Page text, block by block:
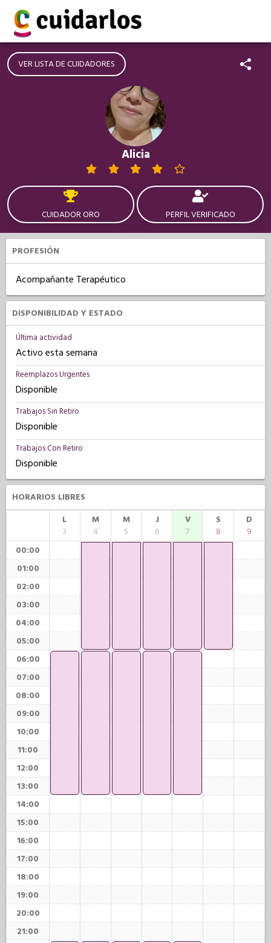
VER LISTA DE CUIDADORES
Alicia
CUIDADOR ORO PERFIL VERIFICADO
PROFESIÓN
Acompañante Terapéutico
DISPONIBILIDAD Y ESTADO
Última actividad
Activo esta semana
Reemplazos Urgentes
Disponible
Trabajos Sin Retiro
Disponible
Trabajos Con Retiro
Disponible
HORARIOS LIBRES
L
3
M
4
M
5
J
6
V
7
S
8
D
9
00:00
01:00
02:00
03:00
04:00
05:00
06:00
07:00
08:00
09:00
10:00
11:00
12:00
13:00
14:00
15:00
16:00
17:00
18:00
19:00
20:00
21:00